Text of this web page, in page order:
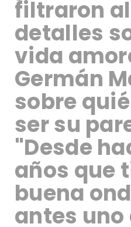
filtraron
detalles
vida
Germán
sobre
ser su
"Desde
años que
buena
antes uno